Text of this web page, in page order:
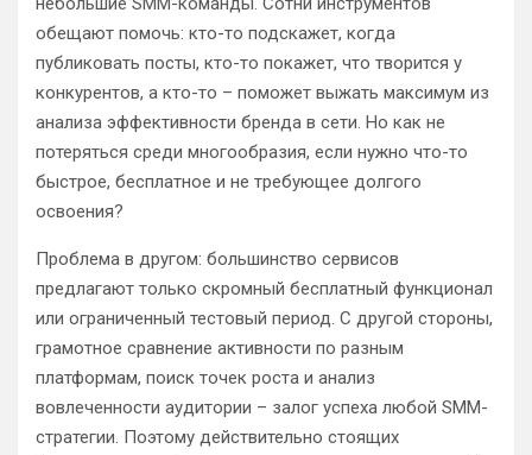
обещают помочь: кто-то подскажет, когда
публиковать посты, кто-то покажет, что творится у
конкурентов, а кто-то – поможет выжать максимум из
анализа эффективности бренда в сети. Но как не
потеряться среди многообразия, если нужно что-то
быстрое, бесплатное и не требующее долгого
освоения?
Проблема в другом: большинство сервисов
предлагают только скромный бесплатный функционал
или ограниченный тестовый период. С другой стороны,
грамотное сравнение активности по разным
платформам, поиск точек роста и анализ
вовлеченности аудитории – залог успеха любой SMM-
стратегии. Поэтому действительно стоящих